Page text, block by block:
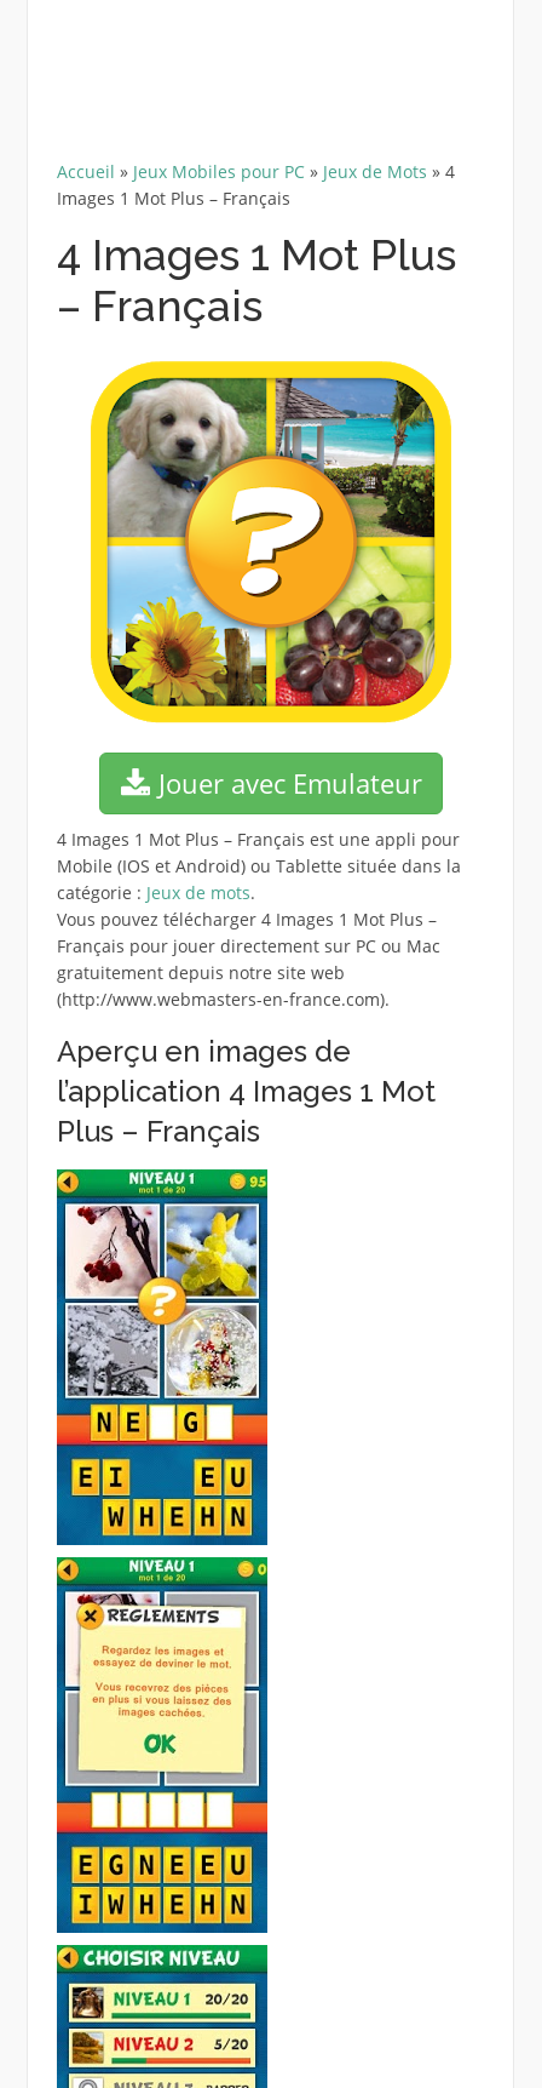
Accueil » Jeux Mobiles pour PC» Jeux de Mots » 4
Images 1 Mot Plus – Français
4 Images 1 Mot Plus
– Français
Jouer avec Emulateur
4 Images 1 Mot Plus – Français est une appli pour
Mobile (IOS et Android) ou Tablette située dans la
catégorie : Jeux de mots.
Vous pouvez télécharger 4 Images 1 Mot Plus –
Français pour jouer directement sur PC ou Mac
gratuitement depuis notre site web
(http://www.webmasters-en-france.com).
Aperçu en images de
l’application 4 Images 1 Mot
Plus – Français